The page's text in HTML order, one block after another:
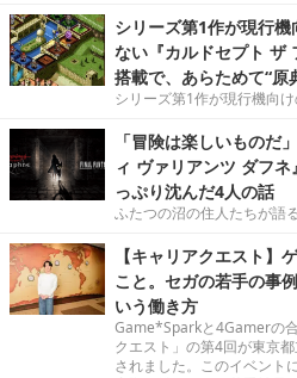
シリーズ第1作が現行
ない『カルドセプト ザ
搭載で、あらためて“原
シリーズ第1作が現行機向
「冒険は楽しいものだ
ィ ヴァリアンツ ダフ
っぷり沈んだ4人の話
ふたつの沼の住人たちが語
【キャリアクエスト】
こと。セガの若手の事
いう働き方
Game*Sparkと4Gamerの
クエスト」の第4回が東京
されました。このイベント